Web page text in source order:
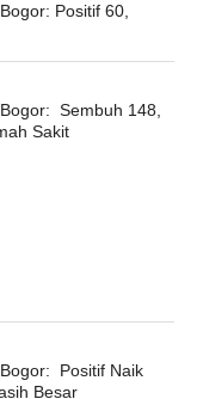
Positif 60,
Sembuh 148,
Sakit
Positif Naik
Besar